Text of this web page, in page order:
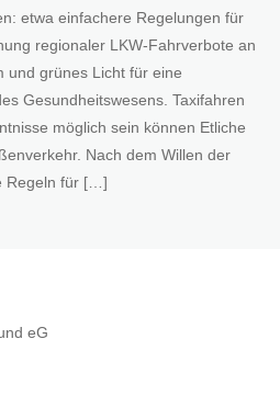
etwa einfachere Regelungen für
regionaler LKW-Fahrverbote an
und grünes Licht für eine
Gesundheitswesens. Taxifahren
möglich sein können Etliche
Nach dem Willen der
Regeln für […]
eG